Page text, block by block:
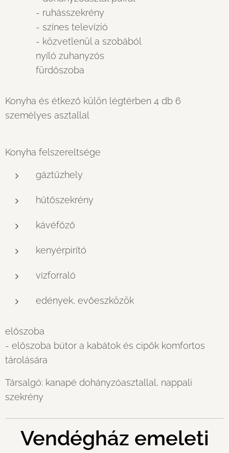
- ruhásszekrény
- színes televízió
- közvetlenül a szobából
nyíló zuhanyzós
fürdőszoba
Konyha és étkező külön légtérben 4 db 6
személyes asztallal
Konyha felszereltsége
gáztűzhely
hűtőszekrény
kávéfőző
kenyérpirító
vízforraló
edények, evőeszközök
előszoba
- előszoba bútor a kabátok és cipők komfortos
tárolására
Társalgó: kanapé dohányzóasztallal, nappali
szekrény
Vendégház emeleti